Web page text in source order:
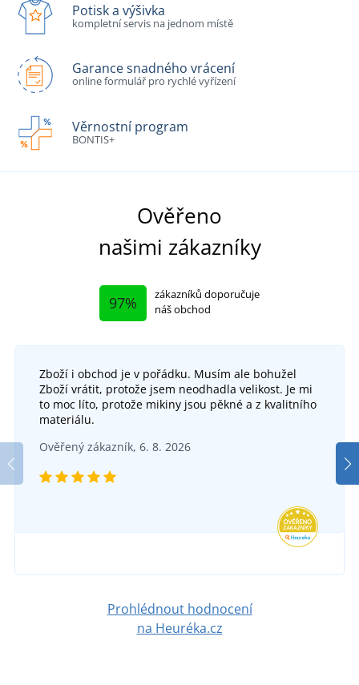
Potisk a výšivka
kompletní servis na jednom místě
Garance snadného vrácení
online formulář pro rychlé vyřízení
Věrnostní program
BONTIS+
Ověřeno
našimi zákazníky
97%
zákazníků doporučuje
náš obchod
Zboží i obchod je v pořádku. Musím ale bohužel
Zboží vrátit, protože jsem neodhadla velikost. Je mi
to moc líto, protože mikiny jsou pěkné a z kvalitního
materiálu.
Ověřený zákazník, 6. 8. 2026
Prohlédnout hodnocení
na Heuréka.cz